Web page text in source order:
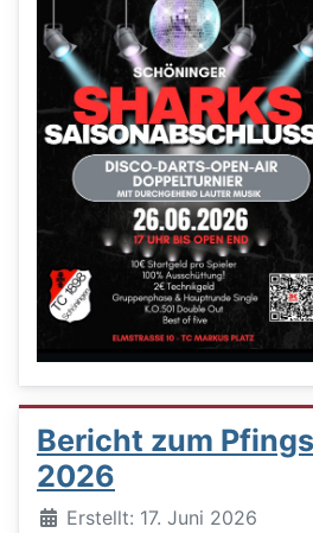
Bericht zum
2026
DetailsErstellt: 17. Juni 2026